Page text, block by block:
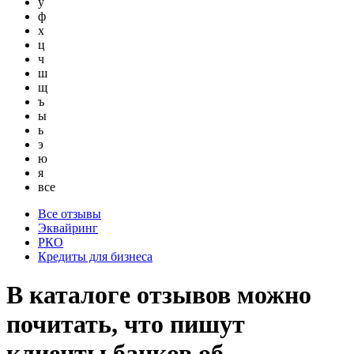
ф
х
ц
ч
ш
щ
ъ
ы
ь
э
ю
я
все
Все отзывы
Эквайринг
РКО
Кредиты для бизнеса
В каталоге отзывов можно
почитать, что пишут